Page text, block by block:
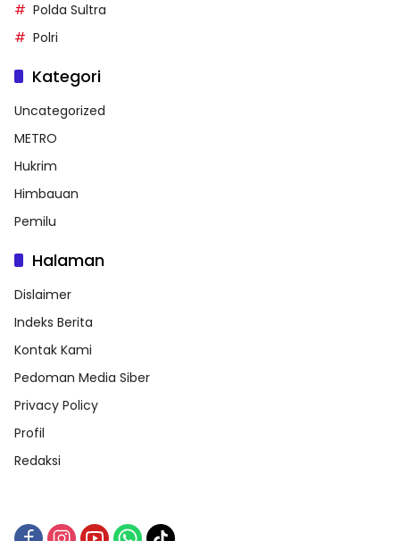
Polda Sultra
Polri
Kategori
Uncategorized
METRO
Hukrim
Himbauan
Pemilu
Halaman
Dislaimer
Indeks Berita
Kontak Kami
Pedoman Media Siber
Privacy Policy
Profil
Redaksi